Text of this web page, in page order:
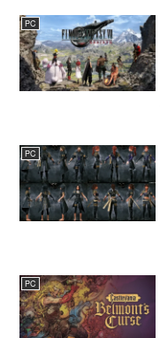
PC
PC
PC